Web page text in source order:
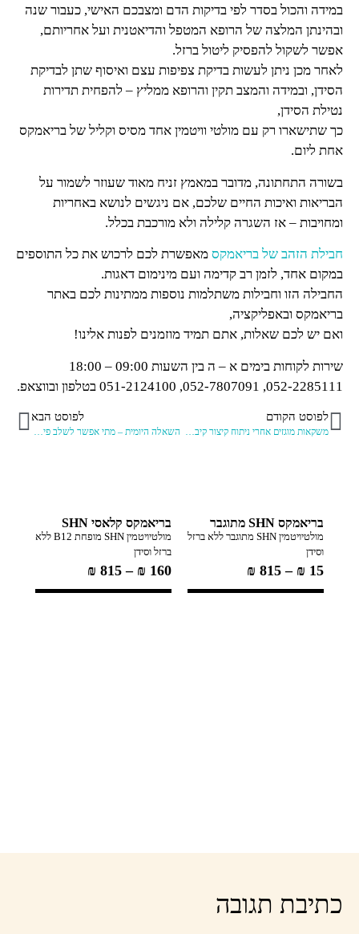
במידה והכול בסדר לפי בדיקות הדם ומצבכם האישי, כעבור שנה
ובהינתן המלצה של הרופא המטפל והדיאטנית ועל אחריותם,
אפשר לשקול להפסיק ליטול ברזל.
לאחר מכן ניתן לעשות בדיקת צפיפות עצם ואיסוף שתן לבדיקת
הסידן, ובמידה והמצב תקין והרופא ממליץ – להפחית תדירות
נטילת הסידן,
כך שתישארו רק עם מולטי וויטמין אחד מסיס וקליל של בריאמקס
אחת ליום.
בשורה התחתונה, מדובר במאמץ זניח מאוד שעוזר לשמור על
הבריאות ואיכות החיים שלכם, אם ניגשים לנושא באחריות
ומחויבות – אז השגרה קלילה ולא מורכבת בכלל.
חבילת הזהב של בריאמקסמאפשרת לכם לרכוש את כל התוספים
במקום אחד, לזמן רב קדימה ועם מינימום דאגות.
החבילה הזו וחבילות משתלמות נוספות ממתינות לכם באתר
בריאמקס ובאפליקציה,
ואם יש לכם שאלות, אתם תמיד מוזמנים לפנות אלינו!
שירות לקוחות בימים א – ה בין השעות 09:00 – 18:00
052-2285111, 052-7807091, 051-2124100 בטלפון ובווצאפ.
לפוסט הקודם
משקאות מוגזים אחרי ניתוח קיצור קיבה – מותר? אסור?
לפוסט הבא
השאלה היומית – מתי אפשר לשלב פירות סיביים אננס מנגו
בריאמקס SHN מתוגבר
מולטיויטמין SHN מתוגבר ללא ברזל
וסידן
₪ 15
–
₪ 815
בריאמקס קלאסי SHN
מולטיויטמין SHN מופחת B12 ללא
ברזל וסידן
₪ 160
–
₪ 815
כתיבת תגובה